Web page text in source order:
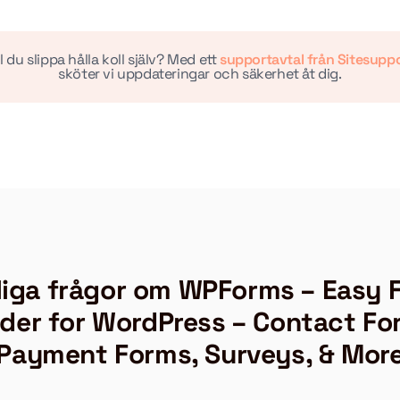
du slippa hålla koll själv? Med ettsupportavtal från
sköter vi uppdateringar och säkerhet åt dig.
frågor om WPForms – Easy
for WordPress – Contact
Forms, Surveys, &